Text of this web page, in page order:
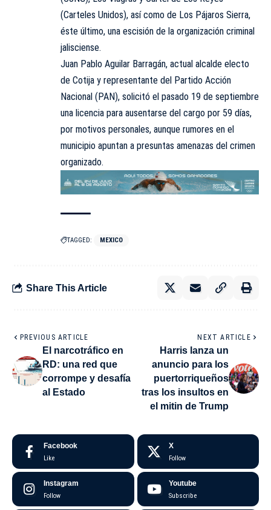
(Carteles Unidos), así como de Los Pájaros Sierra,
éste último, una escisión de la organización criminal
jalisciense.
Juan Pablo Aguilar Barragán, actual alcalde electo
de Cotija y representante del Partido Acción
Nacional (PAN), solicitó el pasado 19 de septiembre
una licencia para ausentarse del cargo por 59 días,
por motivos personales, aunque rumores en el
municipio apuntan a presuntas amenazas del crimen
organizado.
TAGGED: MEXICO
Share This Article
PREVIOUS ARTICLE
El narcotráfico en
RD: una red que
corrompe y desafía
al Estado
NEXT ARTICLE
Harris lanza un
anuncio para los
puertorriqueños
tras los insultos en
el mitin de Trump
Facebook
Like
X
Follow
Instagram
Follow
Youtube
Subscribe